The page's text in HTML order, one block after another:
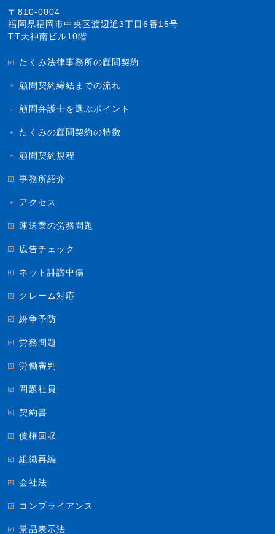
〒810-0004
福岡県福岡市中央区渡辺通3丁目6番15号
TT天神南ビル10階
たくみ法律事務所の顧問契約
顧問契約締結までの流れ
顧問弁護士を選ぶポイント
たくみの顧問契約の特徴
顧問契約規程
事務所紹介
アクセス
運送業の労務問題
広告チェック
ネット誹謗中傷
クレーム対応
紛争予防
労務問題
労働審判
問題社員
契約書
債権回収
組織再編
会社法
コンプライアンス
景品表示法